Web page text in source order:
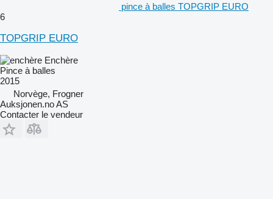
pince à balles TOPGRIP EURO
6
TOPGRIP EURO
Enchère
Pince à balles
2015
Norvège, Frogner
Auksjonen.no AS
Contacter le vendeur